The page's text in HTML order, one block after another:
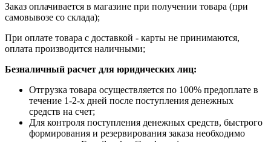
Заказ оплачивается в магазине при получении товара (при
самовывозе со склада);
При оплате товара с доставкой - карты не принимаются,
оплата производится наличными;
Безналичный расчет для юридических лиц:
Отгрузка товара осуществляется по 100% предоплате в
течение 1-2-х дней после поступления денежных
средств на счет;
Для контроля поступления денежных средств, быстрого
формирования и резервирования заказа необходимо